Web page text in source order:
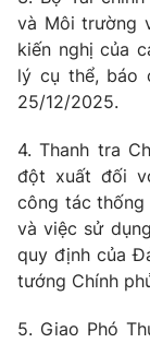
và Môi trường
kiến nghị của
lý cụ thể, báo
25/12/2025.
4. Thanh tra
đột xuất đối
công tác thống
và việc sử
quy định của
tướng Chính
5. Giao Phó